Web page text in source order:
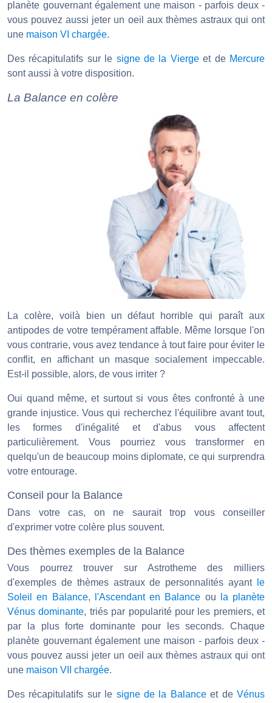
planète gouvernant également une maison - parfois deux -
vous pouvez aussi jeter un oeil aux thèmes astraux qui ont
une maison VI chargée.
Des récapitulatifs sur le signe de la Viergeet de Mercure
sont aussi à votre disposition.
La Balance en colère
La colère, voilà bien un défaut horrible qui paraît aux
antipodes de votre tempérament affable. Même lorsque l'on
vous contrarie, vous avez tendance à tout faire pour éviter le
conflit, en affichant un masque socialement impeccable.
Est-il possible, alors, de vous irriter ?
Oui quand même, et surtout si vous êtes confronté à une
grande injustice. Vous qui recherchez l'équilibre avant tout,
les formes d'inégalité et d'abus vous affectent
particulièrement. Vous pourriez vous transformer en
quelqu'un de beaucoup moins diplomate, ce qui surprendra
votre entourage.
Conseil pour la Balance
Dans votre cas, on ne saurait trop vous conseiller
d'exprimer votre colère plus souvent.
Des thèmes exemples de la Balance
Vous pourrez trouver sur Astrotheme des milliers
d'exemples de thèmes astraux de personnalités ayant
le
Soleil en Balance, l'Ascendant en Balance ou
la planète
Vénus dominante, triés par popularité pour les premiers, et
par la plus forte dominante pour les seconds. Chaque
planète gouvernant également une maison - parfois deux -
vous pouvez aussi jeter un oeil aux thèmes astraux qui ont
une maison VII chargée.
Des récapitulatifs sur le signe de la Balanceet deVénus